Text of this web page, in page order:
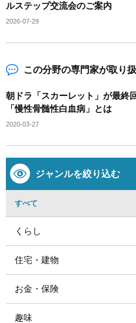
ルステップ交流会のご案内
2026-07-29
この分野の専門家が取り
朝ドラ「スカーレット」が最
「慢性骨髄性白血病」とは
2020-03-27
ジャンルを絞り込む
すべて
くらし
住宅・建物
お金・保険
趣味